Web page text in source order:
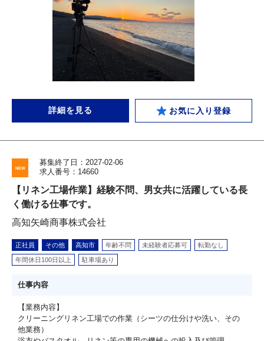
詳細を見る お気に入り登録
募集終了日：2027-02-06
求人番号：14660
【リネン工場作業】経験不問、男女共に活躍している長
く働ける仕事です。
高知矢崎商事株式会社
正社員 その他 高知市 年齢不問 未経験者応募可 転勤なし
年間休日100日以上 駐車場あり
仕事内容
【業務内容】
クリーニングリネン工場での作業（シーツの仕分けや洗い、その
他業務）